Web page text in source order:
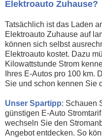
Elektroauto Zuhause?
Tatsächlich ist das Laden
Elektroauto Zuhause auf
können sich selbst
Elektroauto kostet. Dazu
Kilowattstunde Strom
Ihres E-Autos pro 100 km.
Sie und schon kennen Sie
Unser Spartipp: Schauen
günstigen E-Auto
wechseln Sie den
Angebot entdecken. So